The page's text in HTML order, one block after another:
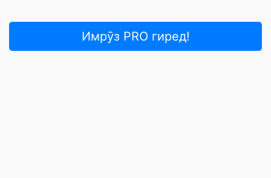
Имрӯз PRO гиред!